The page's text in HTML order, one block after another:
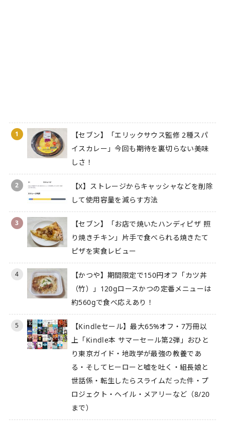
1
【セブン】「エリックサウス監修 2種スパ
イスカレー」今回も期待を裏切らない美味
しさ！
2
【X】ストレージからキャッシャなどを削除
して使用容量を減らす方法
3
【セブン】「お店で焼いたハンディピザ 照
り焼きチキン」片手で食べられる焼きたて
ピザを実食レビュー
4
【かつや】期間限定で150円オフ「カツ丼
（竹）」120gロースかつの定番メニューは
約560gで食べ応えあり！
5
【Kindleセール】最大65%オフ・7万冊以
上「Kindle本 サマーセール第2弾」おひと
り東京ガイド・地政学が最強の教養であ
る・そしてヒーローと嘘を吐く・組長娘と
世話係・転生したらスライムだった件・プ
ロジェクト・ヘイル・メアリーなど（8/20
まで）